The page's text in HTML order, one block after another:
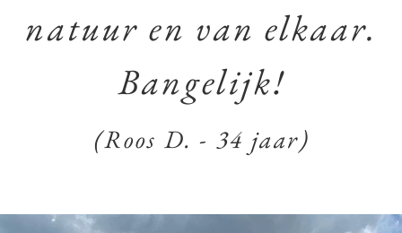
natuur en van elkaar.
Bangelijk!
(Roos D. - 34 jaar)